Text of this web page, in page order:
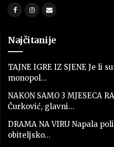
Najčitanije
TAJNE IGRE IZ SJENE Je li
monopol…
NAKON SAMO 3 MJESECA
Čurković, glavni…
DRAMA NA VIRU Napala
obiteljsko…